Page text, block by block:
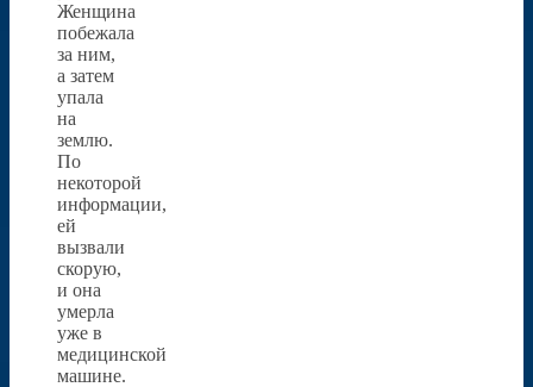
Женщина
побежала
за ним,
а затем
упала
на
землю.
По
некоторой
информации,
ей
вызвали
скорую,
и она
умерла
уже в
медицинской
машине.